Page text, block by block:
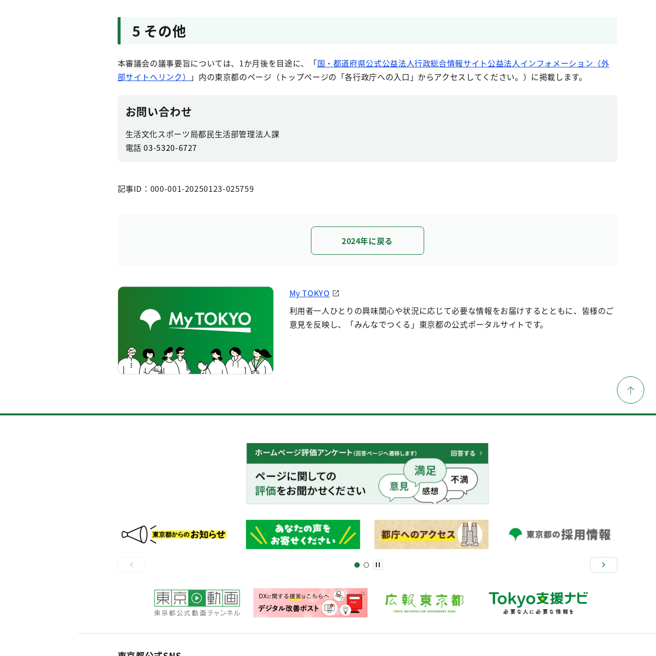
5 その他
本審議会の議事要旨については、1か月後を目途に、「国・都道府県公式公益法人行政総合情報サイト公益法人インフォメーション（外
部サイトへリンク）
」内の東京都のページ（トップページの「各行政庁への入口」からアクセスしてください。）に掲載します。
お問い合わせ
生活文化スポーツ局都民生活部管理法人課
電話03-5320-6727
記事ID：000-001-20250123-025759
2024年に戻る
My TOKYO
利用者一人ひとりの興味関心や状況に応じて必要な情報をお届けするとともに、皆様のご
意見を反映し、「みんなでつくる」東京都の公式ポータルサイトです。